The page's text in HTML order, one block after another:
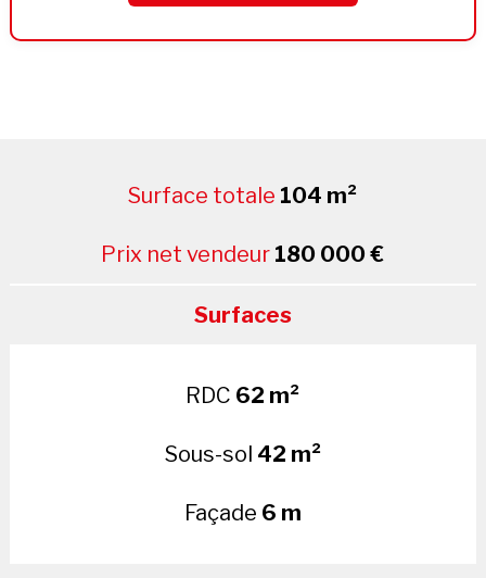
Surface totale 104 m²
Prix net vendeur 180 000 €
Surfaces
RDC 62 m²
Sous-sol 42 m²
Façade 6 m